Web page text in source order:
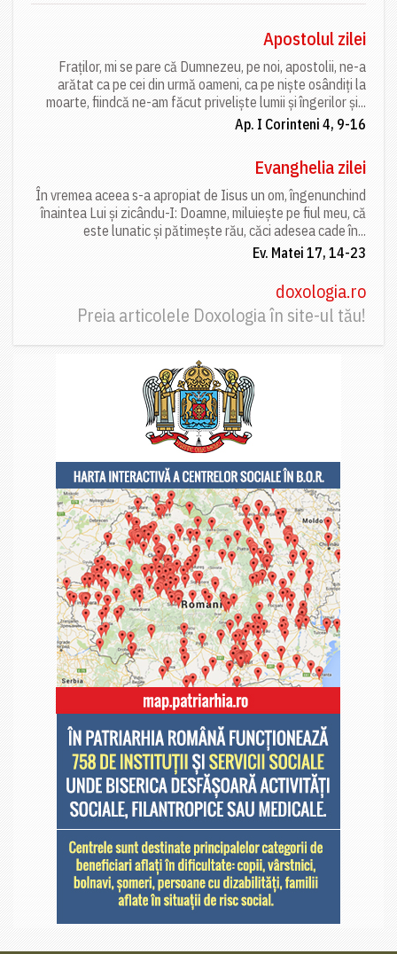
Apostolul zilei
Fraților, mi se pare că Dumnezeu, pe noi, apostolii, ne-a
arătat ca pe cei din urmă oameni, ca pe niște osândiți la
moarte, fiindcă ne-am făcut priveliște lumii și îngerilor și...
Ap. I Corinteni 4, 9-16
Evanghelia zilei
În vremea aceea s-a apropiat de Iisus un om, îngenunchind
înaintea Lui și zicându-I: Doamne, miluiește pe fiul meu, că
este lunatic și pătimește rău, căci adesea cade în...
Ev. Matei 17, 14-23
doxologia.ro
Preia articolele Doxologia în site-ul tău!